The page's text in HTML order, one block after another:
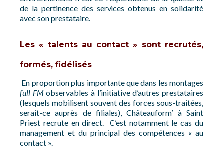
de la pertinence des services obtenus en solidarité
avec son prestataire.
Les « talents au contact » sont recrutés,
formés, fidélisés
En proportion plus importante que dans les montages
full FMobservables à l’initiative d’autres prestataires
(lesquels mobilisent souvent des forces sous-traitées,
serait-ce auprès de filiales), Châteauform’ à Saint
Priest recrute en direct. C’est notamment le cas du
management et du principal des compétences « au
contact ».